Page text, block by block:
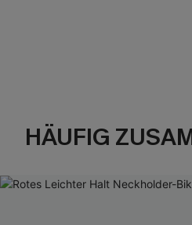
HÄUFIG